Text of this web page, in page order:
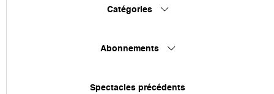
Catégories
Abonnements
Spectacles précédents